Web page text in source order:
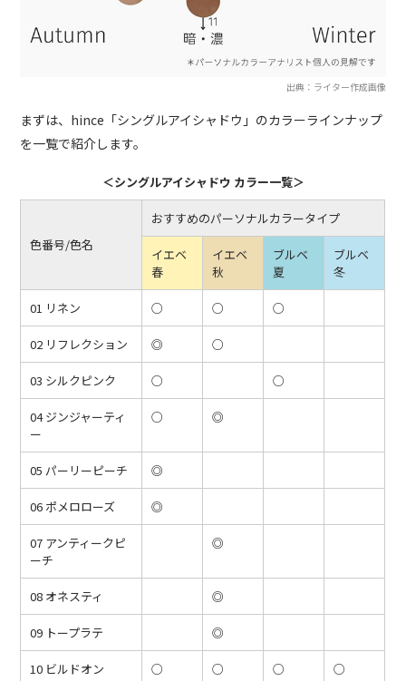
出典：ライター作成画像
まずは、hince「シングルアイシャドウ」のカラーラインナップ
を一覧で紹介します。
＜シングルアイシャドウ カラー一覧＞
色番号/色名
おすすめのパーソナルカラータイプ
イエベ
春
イエベ
秋
ブルベ
夏
ブルベ
冬
01 リネン ○ ○ ○
02 リフレクション ◎ ○
03 シルクピンク ○ ○
04 ジンジャーティ
ー
○ ◎
05 パーリーピーチ ◎
06 ポメロローズ ◎
07 アンティークピ
ーチ
◎
08 オネスティ ◎
09 トープラテ ◎
10 ビルドオン ○ ○ ○ ○